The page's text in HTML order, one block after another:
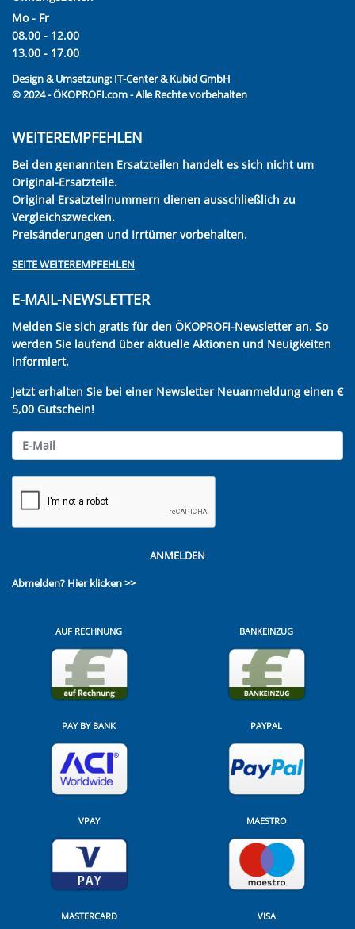
Mo - Fr
08.00 - 12.00
13.00 - 17.00
Design & Umsetzung: IT-Center & Kubid GmbH
© 2024 - ÖKOPROFI.com - Alle Rechte vorbehalten
WEITEREMPFEHLEN
Bei den genannten Ersatzteilen handelt es sich nicht um
Original-Ersatzteile.
Original Ersatzteilnummern dienen ausschließlich zu
Vergleichszwecken.
Preisänderungen und Irrtümer vorbehalten.
SEITE WEITEREMPFEHLEN
E-MAIL-NEWSLETTER
Melden Sie sich gratis für den ÖKOPROFI-Newsletter an. So
werden Sie laufend über aktuelle Aktionen und Neuigkeiten
informiert.
Jetzt erhalten Sie bei einer Newsletter Neuanmeldung einen €
5,00 Gutschein!
ANMELDEN
Abmelden? Hier klicken >>
AUF RECHNUNG BANKEINZUG
PAY BY BANK PAYPAL
VPAY MAESTRO
MASTERCARD VISA